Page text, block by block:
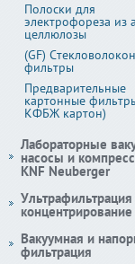
Полоски для
электрофореза из
целлюлозы
(GF)
фильтры
Предварительные
картонные
КФБЖ картон)
Лабораторные
насосы и
KNF Neuberger
концентрирование
Вакуумная и
фильтрация